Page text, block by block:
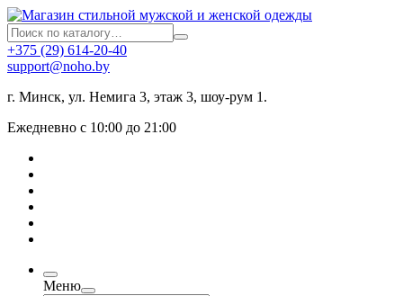
+375 (29) 614-20-40
support@noho.by
г. Минск, ул. Немига 3, этаж 3, шоу-рум 1.
Ежедневно с 10:00 до 21:00
Меню